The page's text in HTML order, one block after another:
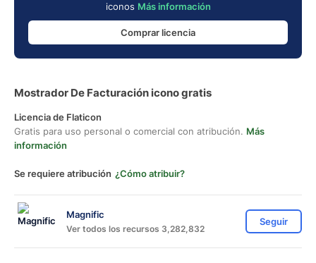
iconos Más información
Comprar licencia
Mostrador De Facturación icono gratis
Licencia de Flaticon
Gratis para uso personal o comercial con atribución. Más
información
Se requiere atribución ¿Cómo atribuir?
Magnific
Ver todos los recursos 3,282,832
Seguir